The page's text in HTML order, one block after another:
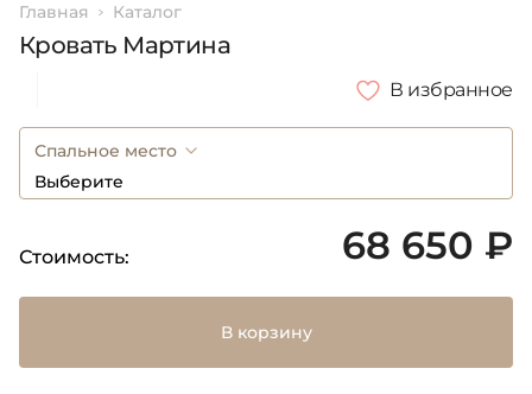
Главная Каталог
Кровать Мартина
В избранное
Спальное место
Выберите
Стоимость: 68 650 ₽
В корзину